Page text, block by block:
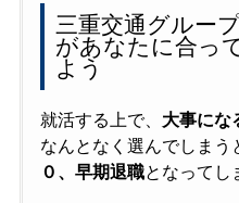
三重交通グルー
があなたに合っ
よう
就活する上で、 大事にな
なんとなく選んでしまう
０、早期退職となってし